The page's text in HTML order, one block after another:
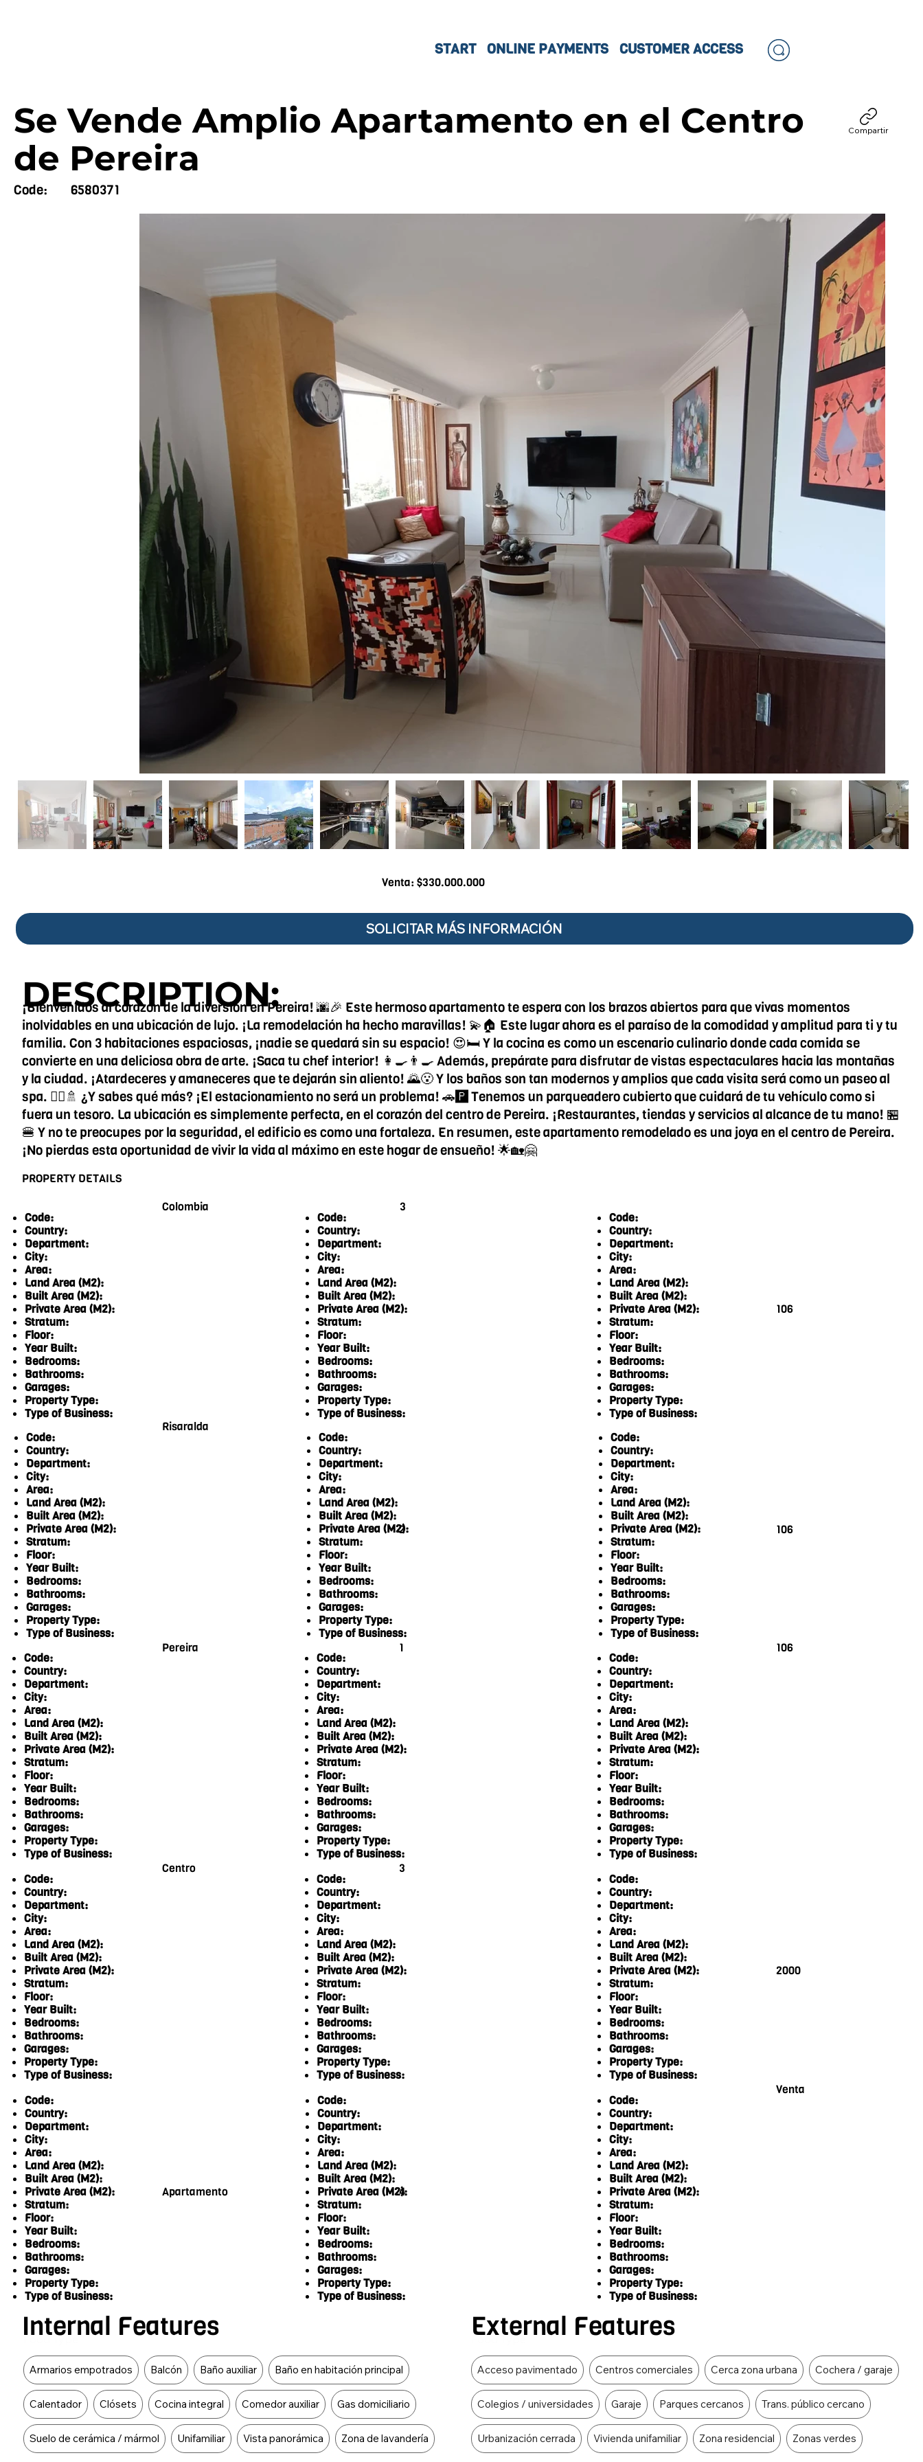
START ONLINE PAYMENTS CUSTOMER ACCESS
Internal Features
Food Type
Armarios empotrados Balcón Baño auxiliar Baño en habitación principal
Calentador Clósets Cocina integral Comedor auxiliar Gas domiciliario
Suelo de cerámica / mármol Unifamiliar Vista panorámica Zona de lavandería
External Features
Food Type
Acceso pavimentado Centros comerciales Cerca zona urbana Cochera / garaje
Colegios / universidades Garaje Parques cercanos Trans. público cercano
Urbanización cerrada Vivienda unifamiliar Zona residencial Zonas verdes
Venta: $330.000.000
SOLICITAR MÁS INFORMACIÓN
DESCRIPTION:
¡Bienvenidos al corazón de la diversión en Pereira! 🌆🎉 Este hermoso apartamento te espera con los brazos abiertos para que vivas momentos
inolvidables en una ubicación de lujo. ¡La remodelación ha hecho maravillas! 💫🏠 Este lugar ahora es el paraíso de la comodidad y amplitud para ti y tu
familia. Con 3 habitaciones espaciosas, ¡nadie se quedará sin su espacio! 😍🛏️ Y la cocina es como un escenario culinario donde cada comida se
convierte en una deliciosa obra de arte. ¡Saca tu chef interior! 👩‍🍳👨‍🍳 Además, prepárate para disfrutar de vistas espectaculares hacia las montañas
y la ciudad. ¡Atardeceres y amaneceres que te dejarán sin aliento! 🌄😮 Y los baños son tan modernos y amplios que cada visita será como un paseo al
spa. 💆‍♂️🚿 ¿Y sabes qué más? ¡El estacionamiento no será un problema! 🚗🅿️ Tenemos un parqueadero cubierto que cuidará de tu vehículo como si
fuera un tesoro. La ubicación es simplemente perfecta, en el corazón del centro de Pereira. ¡Restaurantes, tiendas y servicios al alcance de tu mano! 🏪
🍔 Y no te preocupes por la seguridad, el edificio es como una fortaleza. En resumen, este apartamento remodelado es una joya en el centro de Pereira.
¡No pierdas esta oportunidad de vivir la vida al máximo en este hogar de ensueño! 🌟🏡🤗
PROPERTY DETAILS
Code:
Country:
Department:
City:
Area:
Land Area (M2):
Built Area (M2):
Private Area (M2):
Stratum:
Floor:
Year Built:
Bedrooms:
Bathrooms:
Garages:
Property Type:
Type of Business:
Colombia
Code:
Country:
Department:
City:
Area:
Land Area (M2):
Built Area (M2):
Private Area (M2):
Stratum:
Floor:
Year Built:
Bedrooms:
Bathrooms:
Garages:
Property Type:
Type of Business:
Risaralda
Code:
Country:
Department:
City:
Area:
Land Area (M2):
Built Area (M2):
Private Area (M2):
Stratum:
Floor:
Year Built:
Bedrooms:
Bathrooms:
Garages:
Property Type:
Type of Business:
Pereira
Code:
Country:
Department:
City:
Area:
Land Area (M2):
Built Area (M2):
Private Area (M2):
Stratum:
Floor:
Year Built:
Bedrooms:
Bathrooms:
Garages:
Property Type:
Type of Business:
Centro
Code:
Country:
Department:
City:
Area:
Land Area (M2):
Built Area (M2):
Private Area (M2):
Stratum:
Floor:
Year Built:
Bedrooms:
Bathrooms:
Garages:
Property Type:
Type of Business:
Apartamento
Code:
Country:
Department:
City:
Area:
Land Area (M2):
Built Area (M2):
Private Area (M2):
Stratum:
Floor:
Year Built:
Bedrooms:
Bathrooms:
Garages:
Property Type:
Type of Business:
3
Code:
Country:
Department:
City:
Area:
Land Area (M2):
Built Area (M2):
Private Area (M2):
Stratum:
Floor:
Year Built:
Bedrooms:
Bathrooms:
Garages:
Property Type:
Type of Business:
2
Code:
Country:
Department:
City:
Area:
Land Area (M2):
Built Area (M2):
Private Area (M2):
Stratum:
Floor:
Year Built:
Bedrooms:
Bathrooms:
Garages:
Property Type:
Type of Business:
1
Code:
Country:
Department:
City:
Area:
Land Area (M2):
Built Area (M2):
Private Area (M2):
Stratum:
Floor:
Year Built:
Bedrooms:
Bathrooms:
Garages:
Property Type:
Type of Business:
3
Code:
Country:
Department:
City:
Area:
Land Area (M2):
Built Area (M2):
Private Area (M2):
Stratum:
Floor:
Year Built:
Bedrooms:
Bathrooms:
Garages:
Property Type:
Type of Business:
4
Code:
Country:
Department:
City:
Area:
Land Area (M2):
Built Area (M2):
Private Area (M2):
Stratum:
Floor:
Year Built:
Bedrooms:
Bathrooms:
Garages:
Property Type:
Type of Business:
106
Code:
Country:
Department:
City:
Area:
Land Area (M2):
Built Area (M2):
Private Area (M2):
Stratum:
Floor:
Year Built:
Bedrooms:
Bathrooms:
Garages:
Property Type:
Type of Business:
106
Code:
Country:
Department:
City:
Area:
Land Area (M2):
Built Area (M2):
Private Area (M2):
Stratum:
Floor:
Year Built:
Bedrooms:
Bathrooms:
Garages:
Property Type:
Type of Business:
106
Code:
Country:
Department:
City:
Area:
Land Area (M2):
Built Area (M2):
Private Area (M2):
Stratum:
Floor:
Year Built:
Bedrooms:
Bathrooms:
Garages:
Property Type:
Type of Business:
2000
Code:
Country:
Department:
City:
Area:
Land Area (M2):
Built Area (M2):
Private Area (M2):
Stratum:
Floor:
Year Built:
Bedrooms:
Bathrooms:
Garages:
Property Type:
Type of Business:
Venta
Se Vende Amplio Apartamento en el Centro
de Pereira
Code: 6580371
Compartir